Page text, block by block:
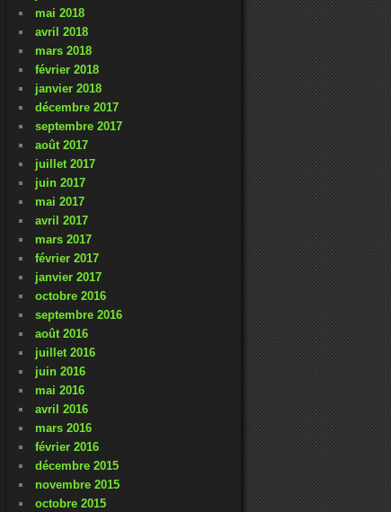
mai 2018
avril 2018
mars 2018
février 2018
janvier 2018
décembre 2017
septembre 2017
août 2017
juillet 2017
juin 2017
mai 2017
avril 2017
mars 2017
février 2017
janvier 2017
octobre 2016
septembre 2016
août 2016
juillet 2016
juin 2016
mai 2016
avril 2016
mars 2016
février 2016
décembre 2015
novembre 2015
octobre 2015